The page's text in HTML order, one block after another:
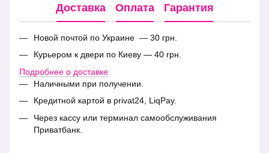
Доставка Оплата Гарантия
Новой почтой по Украине — 30 грн.
Курьером к двери по Киеву — 40 грн.
Подробнее о доставке
Наличными при получении.
Кредитной картой в privat24, LiqPay.
Через кассу или терминал самообслуживания
Приватбанк.